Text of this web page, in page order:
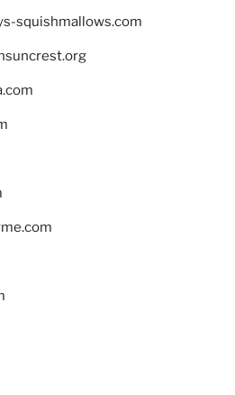
squishmallows.com